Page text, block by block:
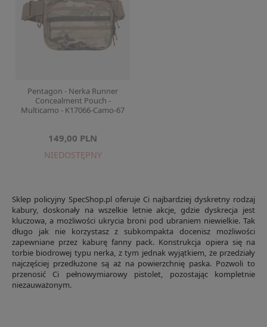
Pentagon - Nerka Runner
Concealment Pouch -
Multicamo - K17066-Camo-67
149,00 PLN
NIEDOSTĘPNY
Sklep policyjny SpecShop.pl oferuje Ci najbardziej dyskretny rodzaj
kabury, doskonały na wszelkie letnie akcje, gdzie dyskrecja jest
kluczowa, a możliwości ukrycia broni pod ubraniem niewielkie. Tak
długo jak nie korzystasz z subkompakta docenisz możliwości
zapewniane przez kaburę fanny pack. Konstrukcja opiera się na
torbie biodrowej typu nerka, z tym jednak wyjątkiem, że przedziały
najczęściej przedłużone są aż na powierzchnię paska. Pozwoli to
przenosić Ci pełnowymiarowy pistolet, pozostając kompletnie
niezauważonym.